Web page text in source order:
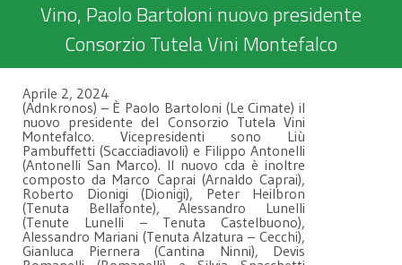
Vino, Paolo Bartoloni nuovo presidente
Consorzio Tutela Vini Montefalco
Aprile 2, 2024
(Adnkronos) – È Paolo Bartoloni (Le Cimate) il
nuovo presidente del Consorzio Tutela Vini
Montefalco. Vicepresidenti sono Liù
Pambuffetti (Scacciadiavoli) e Filippo Antonelli
(Antonelli San Marco). Il nuovo cda è inoltre
composto da Marco Caprai (Arnaldo Caprai),
Roberto Dionigi (Dionigi), Peter Heilbron
(Tenuta Bellafonte), Alessandro Lunelli
(Tenute Lunelli – Tenuta Castelbuono),
Alessandro Mariani (Tenuta Alzatura – Cecchi),
Gianluca Piernera (Cantina Ninni), Devis